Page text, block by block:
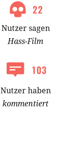
22
Nutzersagen
Hass-Film
103
Nutzer haben
kommentiert